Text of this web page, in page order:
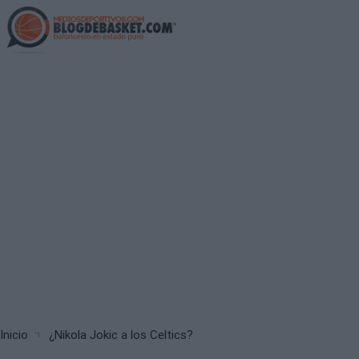
Skip
to
main
Breadcrumb
Inicio ¿Nikola Jokic a los Celtics?